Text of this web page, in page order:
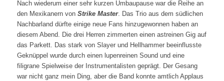
Nach wiederum einer sehr kurzen Umbaupause war die Reihe an
den Mexikanern von Strike Master. Das Trio aus dem südlichen
Nachbarland dürfte einige neue Fans hinzugewonnen haben an
diesem Abend. Die drei Herren zimmerten einen astreinen Gig auf
das Parkett. Das stark von Slayer und Hellhammer beeinflusste
Geknüppel wurde durch einen lupenreinen Sound und eine
filigrane Spielweise der Instrumentalisten geprägt. Der Gesang
war nicht ganz mein Ding, aber die Band konnte amtlich Applaus